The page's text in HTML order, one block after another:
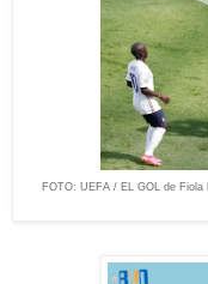
FOTO: UEFA / EL GOL de